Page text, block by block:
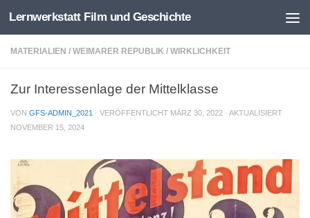
Zum Inhalt springen
Lernwerkstatt Film und Geschichte
MATERIALIEN / WEIMARER REPUBLIK / WIRKLICHKEIT
Zur Interessenlage der Mittelklasse
VON GFS-ADMIN_2021 · VERÖFFENTLICHT MÄRZ 30, 2022 · AKTUALISIERT
NOVEMBER 15, 2024